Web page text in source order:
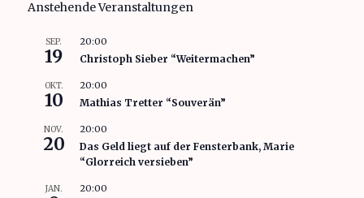
Anstehende Veranstaltungen
SEP.
19
20:00
Christoph Sieber “Weitermachen”
OKT.
10
20:00
Mathias Tretter “Souverän”
NOV.
20
20:00
Das Geld liegt auf der Fensterbank, Marie
“Glorreich versieben”
JAN. 20:00